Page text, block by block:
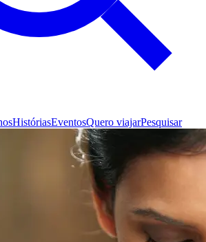
HistóriasEventosQuero viajarPesquisar